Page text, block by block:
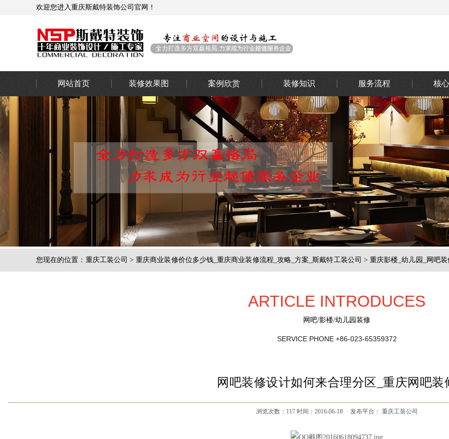
欢迎您进入重庆斯戴特装饰公司官网！
网站首页 装修效果图 案例欣赏 装修知识 服务流程 核
您现在的位置： 重庆工装公司 >重庆商业装修价位多少钱_重庆商业装修流程_攻略_方案_斯戴特工装公司 > 重庆影楼_幼儿园_网吧装
ARTICLE INTRODUCES
网吧/影楼/幼儿园装修
SERVICE PHONE +86-023-65359372
网吧装修设计如何来合理分区_重庆网吧装
浏览次数： 117 时间：2016-06-18 发布平台： 重庆工装公司